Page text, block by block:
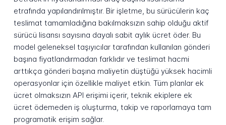
etrafında yapılandırılmıştır. Bir işletme, bu sürücülerin kaç
teslimat tamamladığına bakılmaksızın sahip olduğu aktif
sürücü lisansı sayısına dayalı sabit aylık ücret öder. Bu
model geleneksel taşıyıcılar tarafından kullanılan gönderi
başına fiyatlandırmadan farklıdır ve teslimat hacmi
arttıkça gönderi başına maliyetin düştüğü yüksek hacimli
operasyonlar için özellikle maliyet etkin. Tüm planlar ek
ücret olmaksızın API erişimi içerir, teknik ekiplere ek
ücret ödemeden iş oluşturma, takip ve raporlamaya tam
programatik erişim sağlar.